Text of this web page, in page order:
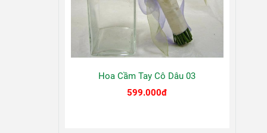
Hoa Cầm Tay Cô Dâu 03
599.000đ